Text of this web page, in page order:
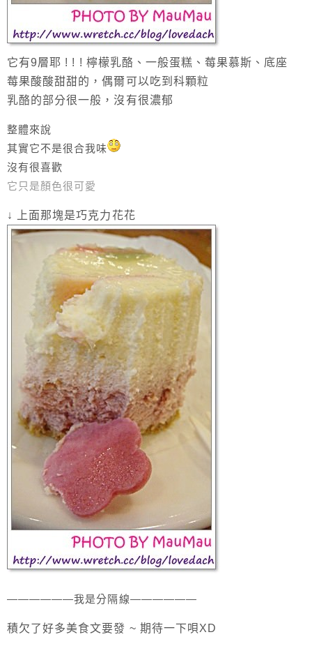
它有9層耶 ! ! ! 檸檬乳酪、一般蛋糕、莓果慕斯、底座
莓果酸酸甜甜的，偶爾可以吃到科顆粒
乳酪的部分很一般，沒有很濃郁
整體來說
其實它不是很合我味
沒有很喜歡
它只是顏色很可愛
↓ 上面那塊是巧克力花花
——————我是分隔線——————
積欠了好多美食文要發 ~ 期待一下唄XD